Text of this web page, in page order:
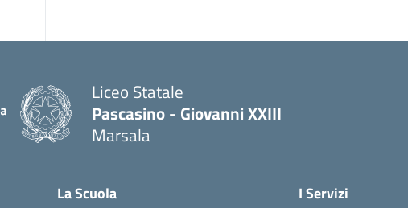
Liceo Statale
Pascasino - Giovanni XXIII
Marsala
La Scuola I Servizi